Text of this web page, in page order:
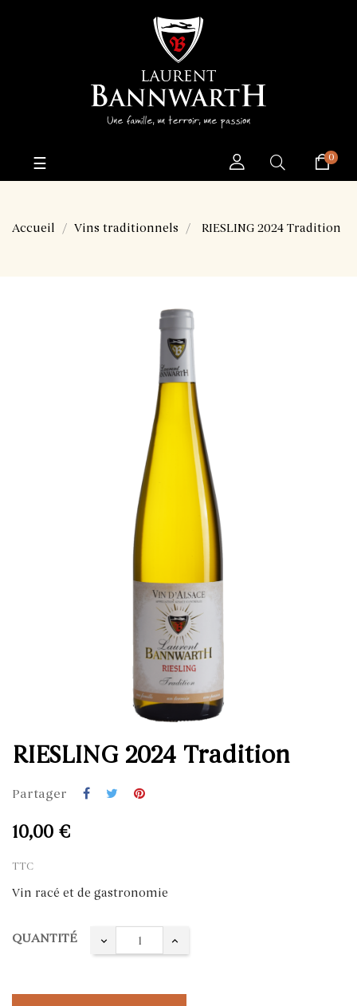
Basculer
la
☰ 0
Accueil Vins traditionnels RIESLING 2024 Tradition
RIESLING 2024 Tradition
Partager
10,00 €
TTC
Vin racé et de gastronomie
QUANTITÉ